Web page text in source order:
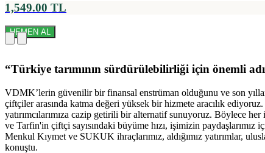
1,549.00 TL
HEMEN AL
“Türkiye tarımının sürdürülebilirliği için önemli
VDMK’lerin güvenilir bir finansal enstrüman olduğunu ve son
çiftçiler arasında katma değeri yüksek bir hizmete aracılık
yatırımcılarımıza cazip getirili bir alternatif sunuyoruz. Böylece
ve Tarfin'in çiftçi sayısındaki büyüme hızı, işimizin
Menkul Kıymet ve SUKUK ihraçlarımız, aldığımız yatırımlar,
konuştu.